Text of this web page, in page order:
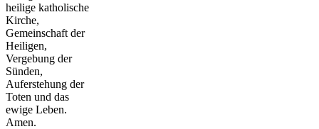
heilige katholische
Kirche,
Gemeinschaft der
Heiligen,
Vergebung der
Sünden,
Auferstehung der
Toten und das
ewige Leben.
Amen.